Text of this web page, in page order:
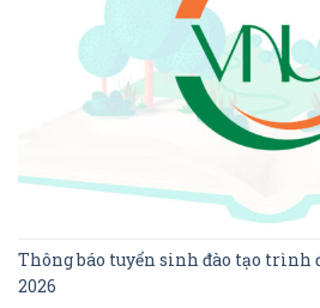
Thông báo tuyển sinh đào tạo trình
2026